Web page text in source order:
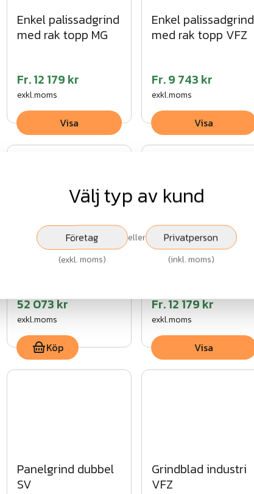
Enkel palissadgrind
med rak topp MG
Fr.12 179 kr
exkl.moms
Visa
Enkel palissadgrind
med rak topp VFZ
Fr.9 743 kr
exkl.moms
Visa
Mobil Gånggrind
ASSA Lås
52 073 kr
exkl.moms
Köp
Enkel palissadgrind
med rak topp SV
Fr.12 179 kr
exkl.moms
Visa
Panelgrind dubbel
SV
Grindblad industri
VFZ
Välj typ av kund
Företag
(exkl. moms)
eller Privatperson
(inkl. moms)